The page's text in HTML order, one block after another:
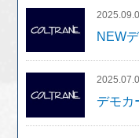
NEW
デモカ